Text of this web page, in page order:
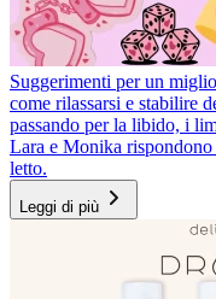
Suggerimenti per un
come rilassarsi e stabilire
passando per la libido, i
Lara e Monika
letto.
Leggi di più